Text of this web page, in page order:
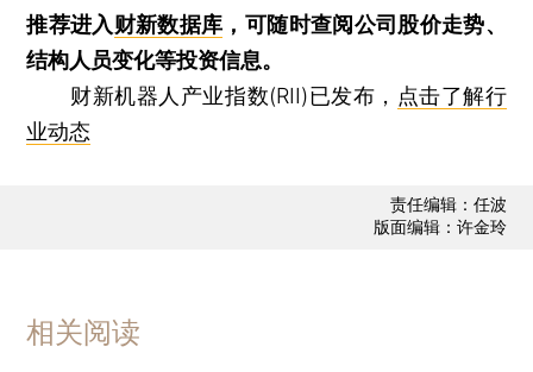
推荐进入财新数据库 ，可随时查阅公司股价走势、
结构人员变化等投资信息。
财新机器人产业指数(RII)已发布， 点击了解行
业动态
责任编辑：任波
版面编辑：许金玲
相关阅读